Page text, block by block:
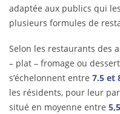
adaptée aux publics qui
plusieurs formules de
Selon les restaurants des
– plat – fromage ou
s’échelonnent entre 7.5 et
les résidents, pour leur
situé en moyenne entre